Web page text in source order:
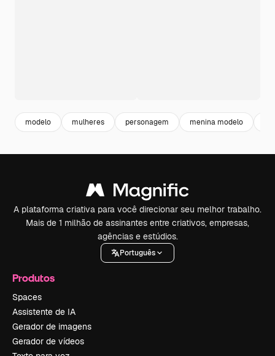
modelo mulheres personagem menina modelo
A plataforma criativa para você direcionar seu melhor trabalho.
Mais de 1 milhão de assinantes entre criativos, empresas,
agências e estúdios.
Português
Produtos
Spaces
Assistente de IA
Gerador de imagens
Gerador de vídeos